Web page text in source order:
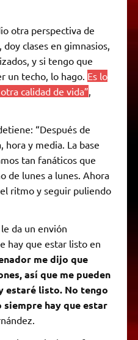
otra perspectiva de
clases en gimnasios,
y si tengo que
un techo, lo hago. Es lo
calidad de vida”
“Después de
y media. La base
tan fanáticos que
de lunes a lunes. Ahora
ritmo y seguir puliendo
da un envión
hay que estar listo en
me dijo que
así que me pueden
estaré listo. No tengo
siempre hay que estar